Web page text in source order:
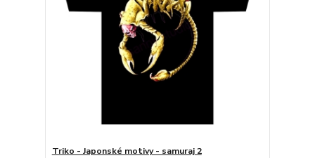
Triko - Japonské motivy - samuraj 2